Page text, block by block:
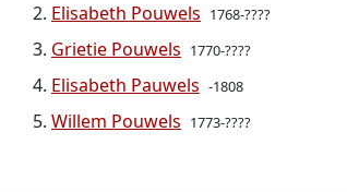
Elisabeth Pouwels 1768-????
Grietie Pouwels 1770-????
Elisabeth Pauwels -1808
Willem Pouwels 1773-????